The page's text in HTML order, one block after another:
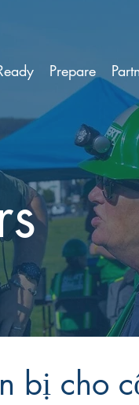
Prepare
bị cho